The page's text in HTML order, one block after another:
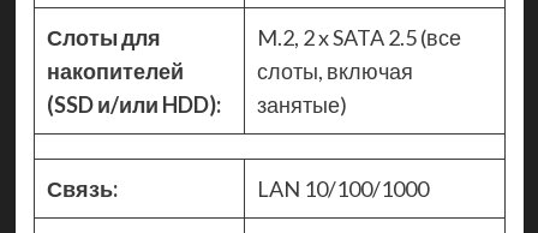
Слоты для
накопителей
(SSD и/или HDD):
M.2, 2 x SATA 2.5 (все
слоты, включая
занятые)
Связь: LAN 10/100/1000